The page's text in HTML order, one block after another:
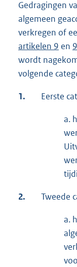
Gedragingen
algemeen
verkregen of
artikelen 9 en
wordt
volgende
1. Eerste
a.
2. Tweede
a.